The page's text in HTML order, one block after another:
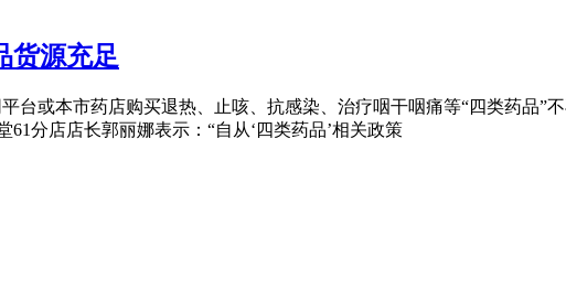
货源充足
台或本市药店购买退热、止咳、抗感染、治疗咽干咽痛等“四类药品”
分店店长郭丽娜表示：“自从‘四类药品’相关政策